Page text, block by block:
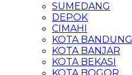
SUMEDANG
DEPOK
CIMAHI
KOTA BANDUNG
KOTA BANJAR
KOTA BEKASI